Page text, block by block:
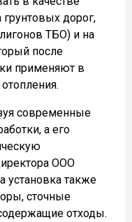
дорог,
ТБО) и на
после
применяют в
современные
а его
ООО
установка также
сточные
отходы.